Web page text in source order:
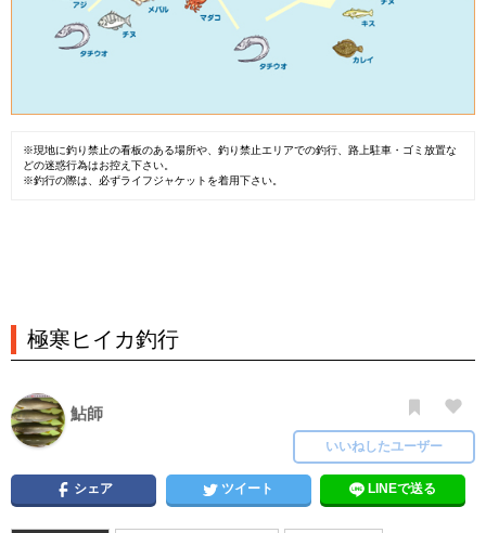
※現地に釣り禁止の看板のある場所や、釣り禁止エリアでの釣行、路上駐車・ゴミ放置な
どの迷惑行為はお控え下さい。
※釣行の際は、必ずライフジャケットを着用下さい。
極寒ヒイカ釣行
鮎師
いいねしたユーザー
シェア ツイート LINEで送る